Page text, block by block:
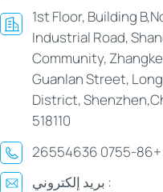
1st Floor, Building
Industrial Road,
Community,
Guanlan Street,
District,
518110
+86-0755 26554636
بريد إلكتروني :